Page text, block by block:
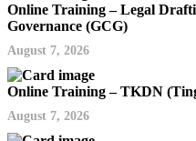
Online Training – Legal
Governance (GCG)
August 7, 2026
Online Training – TKDN
August 7, 2026